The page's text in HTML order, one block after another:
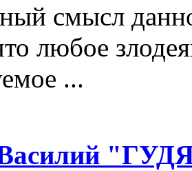
смысл
любое
...
Василий